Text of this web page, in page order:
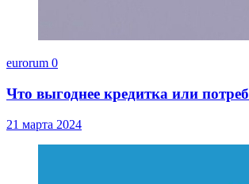
eurorum 0
Что выгоднее кредитка или
21 марта 2024